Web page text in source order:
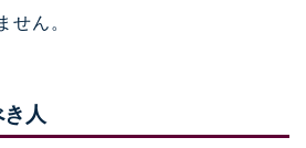
せん。
人